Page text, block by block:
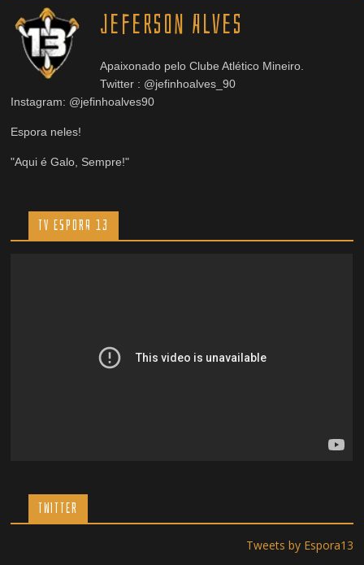
Jeferson Alves
Apaixonado pelo Clube Atlético Mineiro.
Twitter : @jefinhoalves_90
Instagram: @jefinhoalves90
Espora neles!
"Aqui é Galo, Sempre!"
TV ESPORA 13
TWITTER
Tweets by Espora13